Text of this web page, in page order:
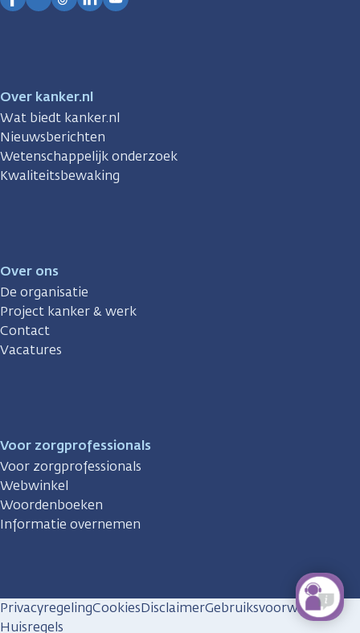
Over kanker.nl
Wat biedt kanker.nl
Nieuwsberichten
Wetenschappelijk onderzoek
Kwaliteitsbewaking
Over ons
De organisatie
Project kanker & werk
Contact
Vacatures
Voor zorgprofessionals
Voor zorgprofessionals
Webwinkel
Woordenboeken
Informatie overnemen
PrivacyregelingCookiesDisclaimerGebruiksvoorwaarden
Huisregels